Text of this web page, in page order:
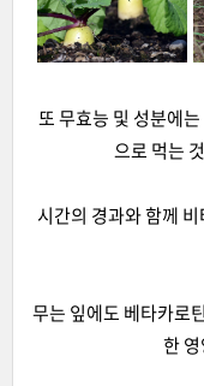
또 무효능 및 성분에
으로 먹는
시간의 경과와 함께
무는 잎에도 베타카로
한